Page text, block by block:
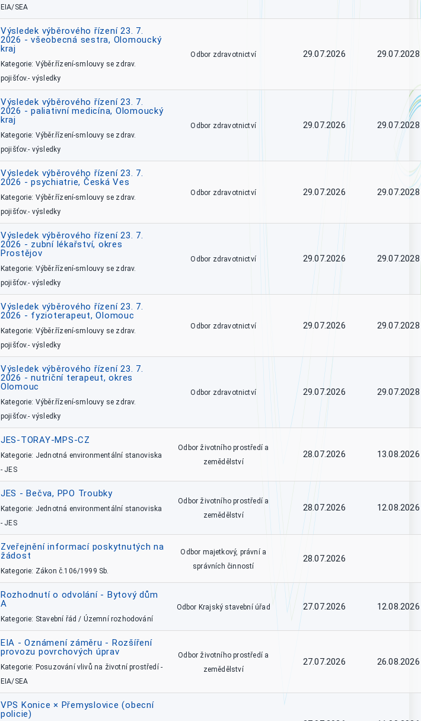
EIA/SEA
Výsledek výběrového řízení 23. 7.
2026 - všeobecná sestra, Olomoucký
kraj
Kategorie: Výběr.řízení-smlouvy se zdrav.
pojišťov.- výsledky
Odbor zdravotnictví 29.07.2026 29.07.2028
Výsledek výběrového řízení 23. 7.
2026 - paliativní medicína, Olomoucký
kraj
Kategorie: Výběr.řízení-smlouvy se zdrav.
pojišťov.- výsledky
Odbor zdravotnictví 29.07.2026 29.07.2028
Výsledek výběrového řízení 23. 7.
2026 - psychiatrie, Česká Ves
Kategorie: Výběr.řízení-smlouvy se zdrav.
pojišťov.- výsledky
Odbor zdravotnictví 29.07.2026 29.07.2028
Výsledek výběrového řízení 23. 7.
2026 - zubní lékařství, okres
Prostějov
Kategorie: Výběr.řízení-smlouvy se zdrav.
pojišťov.- výsledky
Odbor zdravotnictví 29.07.2026 29.07.2028
Výsledek výběrového řízení 23. 7.
2026 - fyzioterapeut, Olomouc
Kategorie: Výběr.řízení-smlouvy se zdrav.
pojišťov.- výsledky
Odbor zdravotnictví 29.07.2026 29.07.2028
Výsledek výběrového řízení 23. 7.
2026 - nutriční terapeut, okres
Olomouc
Kategorie: Výběr.řízení-smlouvy se zdrav.
pojišťov.- výsledky
Odbor zdravotnictví 29.07.2026 29.07.2028
JES-TORAY-MPS-CZ
Kategorie: Jednotná environmentální stanoviska
- JES
Odbor životního prostředí a
zemědělství
28.07.2026 13.08.2026
JES - Bečva, PPO Troubky
Kategorie: Jednotná environmentální stanoviska
- JES
Odbor životního prostředí a
zemědělství
28.07.2026 12.08.2026
Zveřejnění informací poskytnutých na
žádost
Kategorie: Zákon č.106/1999 Sb.
Odbor majetkový, právní a
správních činností
28.07.2026
Rozhodnutí o odvolání - Bytový dům
A
Kategorie: Stavební řád / Územní rozhodování
Odbor Krajský stavební úřad 27.07.2026 12.08.2026
EIA - Oznámení záměru - Rozšíření
provozu povrchových úprav
Kategorie: Posuzování vlivů na životní prostředí -
EIA/SEA
Odbor životního prostředí a
zemědělství
27.07.2026 26.08.2026
VPS Konice × Přemyslovice (obecní
policie)